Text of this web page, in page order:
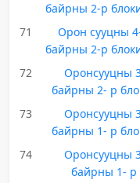
байрны 2-р
71
Орон сууцны
байрны 2-р
72
Оронсууцны
байрны 2- р
73
Оронсууцны
байрны 1- р
74
Оронсууцны
байрны 1- р